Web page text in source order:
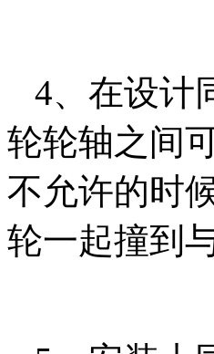
4、在设计
轮轮轴之间
不允许的时
轮一起撞到